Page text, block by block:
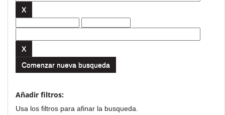
Comenzar nueva busqueda
Añadir filtros:
Usa los filtros para afinar la busqueda.